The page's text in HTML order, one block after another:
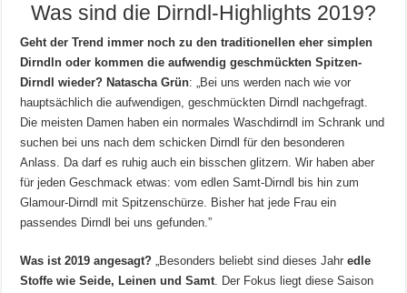
Was sind die Dirndl-Highlights 2019?
Geht der Trend immer noch zu den traditionellen eher simplen
Dirndln oder kommen die aufwendig geschmückten Spitzen-
Dirndl wieder? Natascha Grün: „Bei uns werden nach wie vor
hauptsächlich die aufwendigen, geschmückten Dirndl nachgefragt.
Die meisten Damen haben ein normales Waschdirndl im Schrank und
suchen bei uns nach dem schicken Dirndl für den besonderen
Anlass. Da darf es ruhig auch ein bisschen glitzern. Wir haben aber
für jeden Geschmack etwas: vom edlen Samt-Dirndl bis hin zum
Glamour-Dirndl mit Spitzenschürze. Bisher hat jede Frau ein
passendes Dirndl bei uns gefunden.”
Was ist 2019 angesagt? „Besonders beliebt sind dieses Jahredle
Stoffe wie Seide, Leinen und Samt. Der Fokus liegt diese Saison